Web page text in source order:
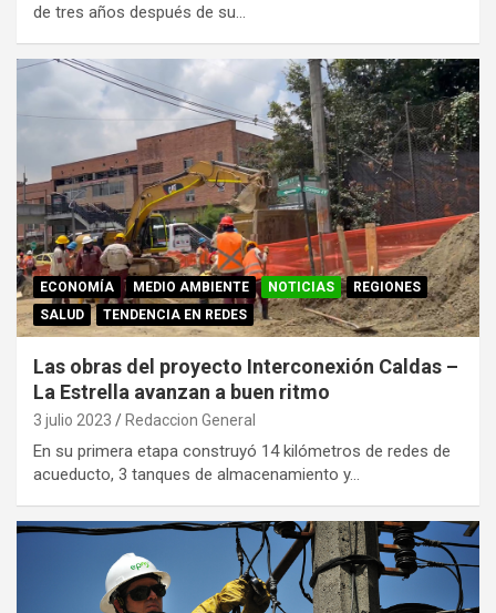
de tres años después de su…
ECONOMÍA MEDIO AMBIENTE NOTICIAS
REGIONES
SALUD
TENDENCIA EN REDES
Las obras del proyecto Interconexión Caldas –
La Estrella avanzan a buen ritmo
3 julio 2023 Redaccion General
En su primera etapa construyó 14 kilómetros de redes de
acueducto, 3 tanques de almacenamiento y…